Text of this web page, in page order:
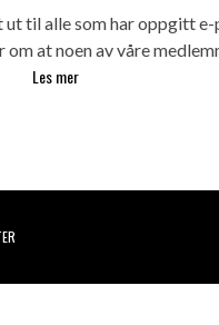
ut til alle som har oppgitt
om at noen av våre
Les mer